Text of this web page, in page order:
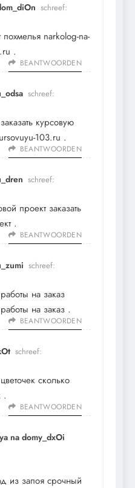
schreef:
похмелья narkolog-na-
.
BEANTWOORDEN
schreef:
курсовую
103.ru .
BEANTWOORDEN
schreef:
проект заказать
.
BEANTWOORDEN
schreef:
на заказ
на заказ .
BEANTWOORDEN
schreef:
сколько
.
BEANTWOORDEN
na domy_dxOi
из запоя срочный